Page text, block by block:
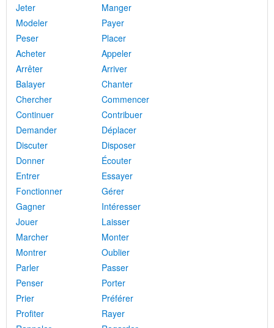
Jeter
Manger
Modeler
Payer
Peser
Placer
Acheter
Appeler
Arrêter
Arriver
Balayer
Chanter
Chercher
Commencer
Continuer
Contribuer
Demander
Déplacer
Discuter
Disposer
Donner
Écouter
Entrer
Essayer
Fonctionner
Gérer
Gagner
Intéresser
Jouer
Laisser
Marcher
Monter
Montrer
Oublier
Parler
Passer
Penser
Porter
Prier
Préférer
Profiter
Rayer